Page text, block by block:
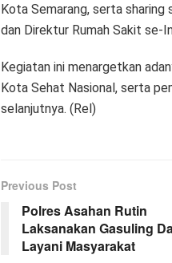
Kota Semarang, serta
dan Direktur Rumah Sakit se-
Kegiatan ini menargetkan
Kota Sehat Nasional, serta
selanjutnya. (Rel)
Previous Post
Polres Asahan Rutin
Laksanakan Gasuling
Layani Masyarakat